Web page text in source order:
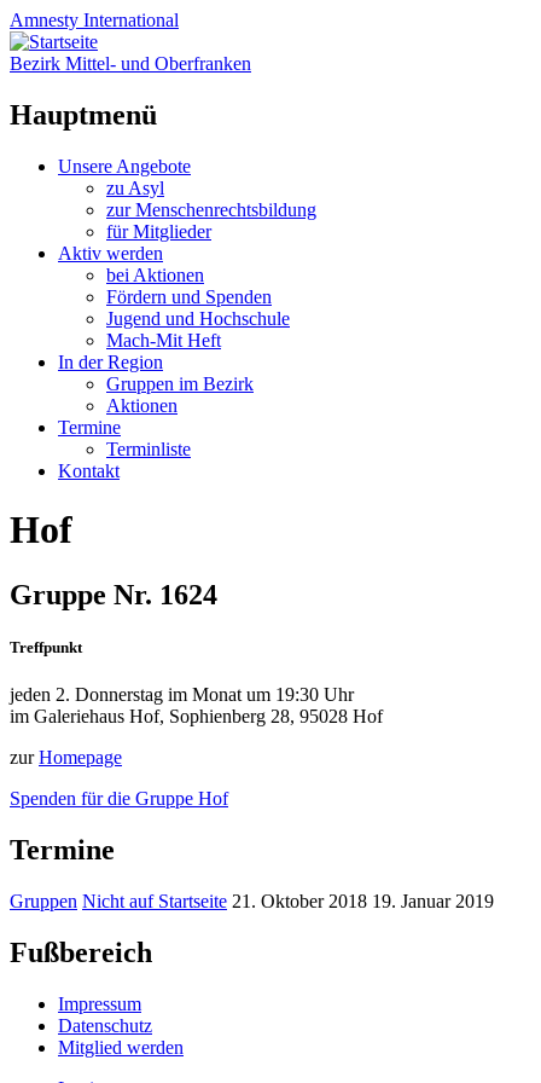
Amnesty International
Bezirk Mittel- und Oberfranken
Hauptmenü
Zum
Unsere Angebote
zu Asyl
zur Menschenrechtsbildung
für Mitglieder
Aktiv werden
bei Aktionen
Fördern und Spenden
Jugend und Hochschule
Mach-Mit Heft
In der Region
Gruppen im Bezirk
Aktionen
Termine
Terminliste
Kontakt
Hof
Gruppe Nr. 1624
Treffpunkt
jeden 2. Donnerstag im Monat um 19:30 Uhr
im Galeriehaus Hof, Sophienberg 28, 95028 Hof
zurHomepage
Spenden für die Gruppe Hof
Termine
Gruppen Nicht auf Startseite 21. Oktober 2018 19. Januar 2019
Fußbereich
Impressum
Datenschutz
Mitglied werden